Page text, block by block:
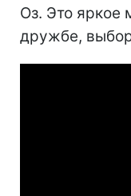
Оз. Это яркое
дружбе,